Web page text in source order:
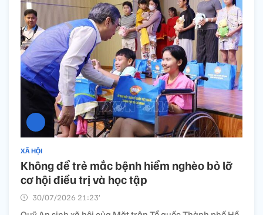
XÃ HỘI
Không để trẻ mắc bệnh hiểm nghèo bỏ lỡ
cơ hội điều trị và học tập
30/07/2026 21:23’